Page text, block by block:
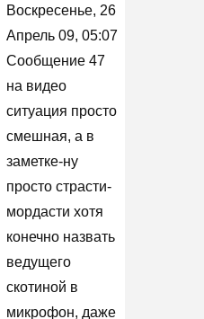
Воскресенье, 26
Апрель 09, 05:07
Сообщение 47
на видео
ситуация просто
смешная, а в
заметке-ну
просто страсти-
мордасти хотя
конечно назвать
ведущего
скотиной в
микрофон, даже